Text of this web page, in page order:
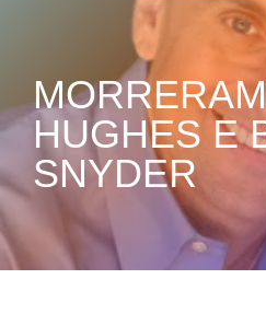
HUGHES E
SNYDER